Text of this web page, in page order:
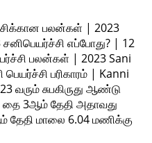
பலன்கள் | 2023
எப்போது? | 12
பலன்கள் | 2023 Sani
பரிகாரம் | Kanni
வரும் சுபகிருது ஆண்டு
தை 3ஆம் தேதி அதாவது
மாலை 6.04 மணிக்கு